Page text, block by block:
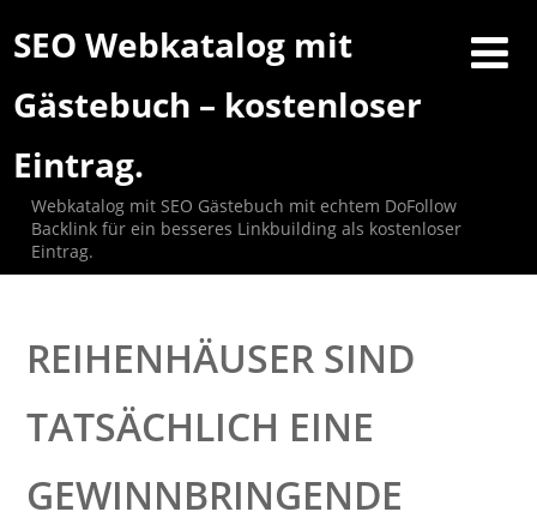
SEO Webkatalog mit
Gästebuch – kostenloser
Eintrag.
Webkatalog mit SEO Gästebuch mit echtem DoFollow
Backlink für ein besseres Linkbuilding als kostenloser
Eintrag.
REIHENHÄUSER SIND
TATSÄCHLICH EINE
GEWINNBRINGENDE